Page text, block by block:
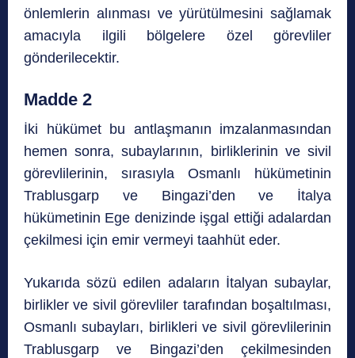
önlemlerin alınması ve yürütülmesini sağlamak
amacıyla ilgili bölgelere özel görevliler
gönderilecektir.
Madde 2
İki hükümet bu antlaşmanın imzalanmasından
hemen sonra, subaylarının, birliklerinin ve sivil
görevlilerinin, sırasıyla Osmanlı hükümetinin
Trablusgarp ve Bingazi’den ve İtalya
hükümetinin Ege denizinde işgal ettiği adalardan
çekilmesi için emir vermeyi taahhüt eder.
Yukarıda sözü edilen adaların İtalyan subaylar,
birlikler ve sivil görevliler tarafından boşaltılması,
Osmanlı subayları, birlikleri ve sivil görevlilerinin
Trablusgarp ve Bingazi’den çekilmesinden